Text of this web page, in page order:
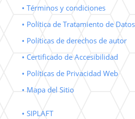
• Términos y condiciones
• Política de Tratamiento de
• Políticas de derechos de autor
• Certificado de Accesibilidad
• Políticas de Privacidad Web
• Mapa del Sitio
• SIPLAFT